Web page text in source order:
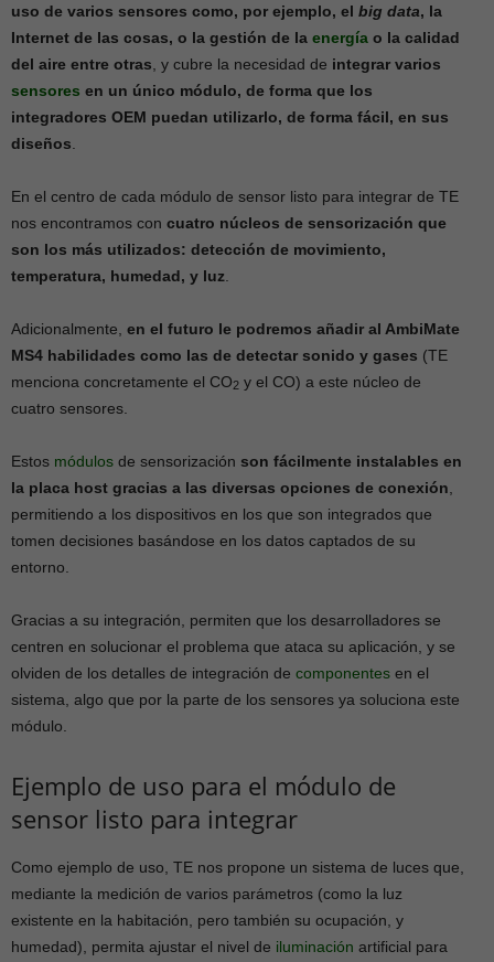
uso de varios sensores como, por ejemplo, el big data, la
Internet de las cosas, o la gestión de la energía o la calidad
del aire entre otras , y cubre la necesidad de integrar varios
sensores en un único módulo, de forma que los
integradores OEM puedan utilizarlo, de forma fácil, en sus
diseños
En el centro de cada módulo de sensor listo para integrar de TE
nos encontramos con cuatro núcleos de sensorización que
son los más utilizados: detección de movimiento,
temperatura, humedad, y luz
Adicionalmente, en el futuro le podremos añadir al AmbiMate
MS4 habilidades como las de detectar sonido y gases (TE
menciona concretamente el CO2 y el CO) a este núcleo de
cuatro sensores.
Estos módulos de sensorización son fácilmente instalables en
la placa host gracias a las diversas opciones de conexión
permitiendo a los dispositivos en los que son integrados que
tomen decisiones basándose en los datos captados de su
entorno.
Gracias a su integración, permiten que los desarrolladores se
centren en solucionar el problema que ataca su aplicación, y se
olviden de los detalles de integración de componentes en el
sistema, algo que por la parte de los sensores ya soluciona este
módulo.
Ejemplo de uso para el módulo de
sensor listo para integrar
Como ejemplo de uso, TE nos propone un sistema de luces que,
mediante la medición de varios parámetros (como la luz
existente en la habitación, pero también su ocupación, y
humedad), permita ajustar el nivel de iluminación artificial para